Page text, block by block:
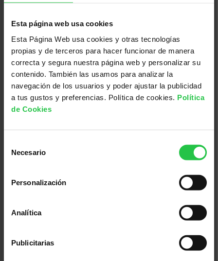
Esta página web usa cookies
Esta Página Web usa cookies y otras tecnologías
propias y de terceros para hacer funcionar de manera
correcta y segura nuestra página web y personalizar su
contenido. También las usamos para analizar la
navegación de los usuarios y poder ajustar la publicidad
a tus gustos y preferencias. Política de cookies. Política
de Cookies
Necesario
Personalización
Analítica
Publicitarias
08/08/2026
Pamboliada Solidària - Maria de la
Salut
plenes i coques - Ciutadella